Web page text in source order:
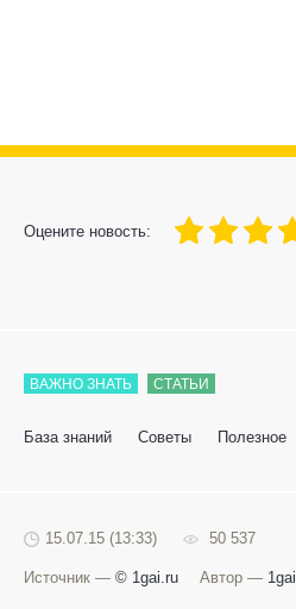
Оцените новость:
80
1 3 4 5
ВАЖНО ЗНАТЬ СТАТЬИ
База знаний Советы Полезное
15.07.15 (13:33) 50 537
Источник — © 1gai.ru Автор — 1gai